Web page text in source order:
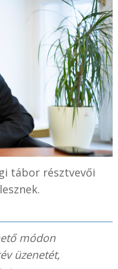
tábor résztvevői
módon
üzenetét,